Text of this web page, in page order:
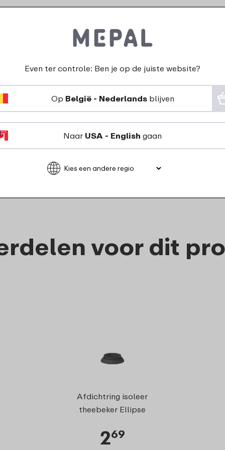
Ellipse isoleer koffiebeker
350 ml – Vivid blue
25
voor dit
Afdichtring isoleer
theebeker Ellipse
269
Even ter controle: Ben je op de juiste website?
Op België - Nederlandsblijven
Naar USA - English gaan